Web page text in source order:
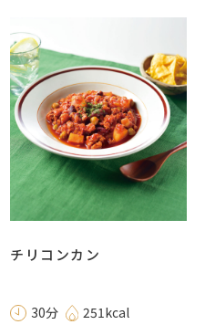
チリコンカン
30分 251kcal